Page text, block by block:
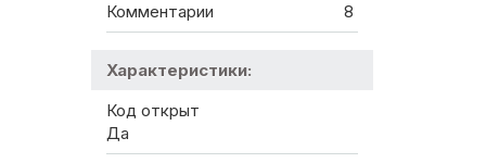
Комментарии 8
Характеристики:
Код открыт
Да